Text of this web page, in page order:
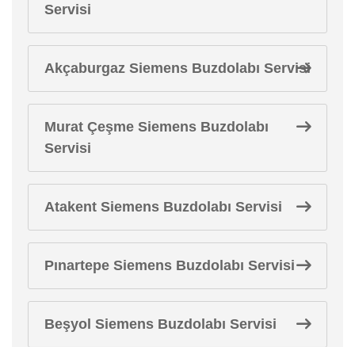
Servisi
Akçaburgaz Siemens Buzdolabı Servisi
Murat Çeşme Siemens Buzdolabı
Servisi
Atakent Siemens Buzdolabı Servisi
Pınartepe Siemens Buzdolabı Servisi
Beşyol Siemens Buzdolabı Servisi